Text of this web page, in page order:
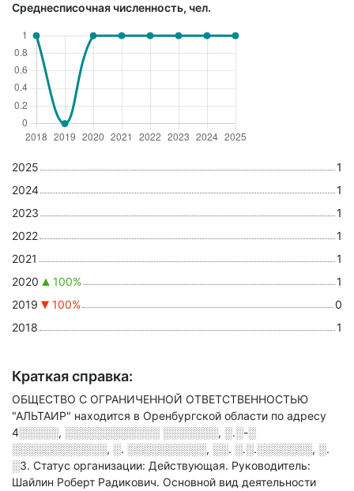
Среднесписочная численность, чел.
2025
1
2024
1
2023
1
2022
1
2021
1
2020
100%
1
2019
100%
0
2018
1
Краткая справка:
ОБЩЕСТВО С ОГРАНИЧЕННОЙ ОТВЕТСТВЕННОСТЬЮ
"АЛЬТАИР" находится в Оренбургской области по адресу
4░░░░░, ░░░░░░░░░░░░ ░░░░░░░, ░.░-░
░░░░░░░░░░░░, ░. ░░░░░░░░░░, ░░. ░.░.░░░░░░░, ░.
░3. Статус организации: Действующая. Руководитель:
Шайлин Роберт Радикович. Основной вид деятельности